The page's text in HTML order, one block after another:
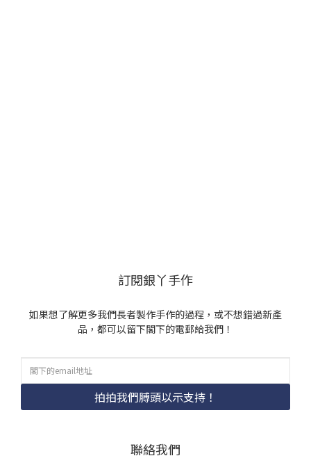
訂閱銀丫手作
如果想了解更多我們長者製作手作的過程，或不想錯過新產
品，都可以留下閣下的電郵給我們！
拍拍我們膊頭以示支持！
聯絡我們